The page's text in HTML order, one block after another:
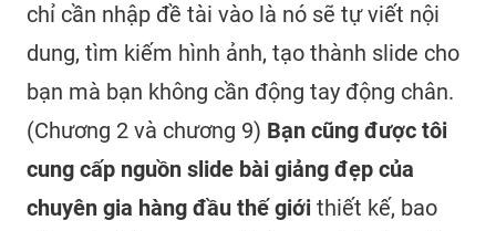
chỉ cần nhập đề tài vào là nó sẽ tự viết nội
dung, tìm kiếm hình ảnh, tạo thành slide cho
bạn mà bạn không cần động tay động chân.
(Chương 2 và chương 9) Bạn cũng được tôi
cung cấp nguồn slide bài giảng đẹp của
chuyên gia hàng đầu thế giới thiết kế, bao